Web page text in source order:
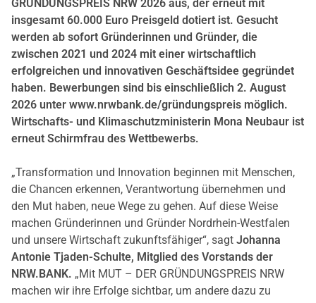
GRÜNDUNGSPREIS NRW 2026 aus, der erneut mit
insgesamt 60.000 Euro Preisgeld dotiert ist. Gesucht
werden ab sofort Gründerinnen und Gründer, die
zwischen 2021 und 2024 mit einer wirtschaftlich
erfolgreichen und innovativen Geschäftsidee gegründet
haben. Bewerbungen sind bis einschließlich 2. August
2026 unter www.nrwbank.de/gründungspreis möglich.
Wirtschafts- und Klimaschutzministerin Mona Neubaur ist
erneut Schirmfrau des Wettbewerbs.
„Transformation und Innovation beginnen mit Menschen,
die Chancen erkennen, Verantwortung übernehmen und
den Mut haben, neue Wege zu gehen. Auf diese Weise
machen Gründerinnen und Gründer Nordrhein-Westfalen
und unsere Wirtschaft zukunftsfähiger“, sagt Johanna
Antonie Tjaden-Schulte, Mitglied des Vorstands der
NRW.BANK. „Mit MUT – DER GRÜNDUNGSPREIS NRW
machen wir ihre Erfolge sichtbar, um andere dazu zu